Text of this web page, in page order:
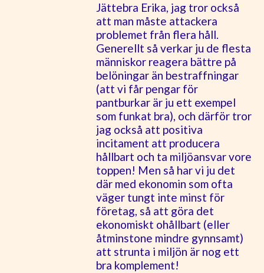
Jättebra Erika, jag tror också
att man måste attackera
problemet från flera håll.
Generellt så verkar ju de flesta
människor reagera bättre på
belöningar än bestraffningar
(att vi får pengar för
pantburkar är ju ett exempel
som funkat bra), och därför tror
jag också att positiva
incitament att producera
hållbart och ta miljöansvar vore
toppen! Men så har vi ju det
där med ekonomin som ofta
väger tungt inte minst för
företag, så att göra det
ekonomiskt ohållbart (eller
åtminstone mindre gynnsamt)
att strunta i miljön är nog ett
bra komplement!